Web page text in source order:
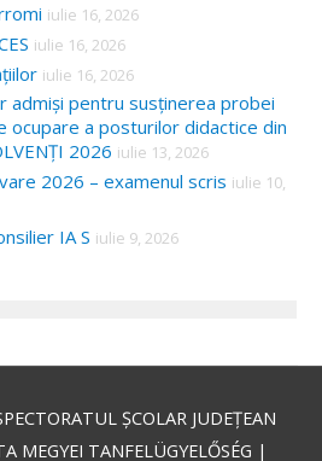
iulie 16, 2026
iulie 16, 2026
iulie 16, 2026
admiși pentru susținerea probei
ocupare a posturilor didactice din
2026 iulie 13, 2026
2026 – examenul scris iulie 10,
IA S iulie 9, 2026
ȘCOLAR JUDEȚEAN
MEGYEI TANFELÜGYELŐSÉG |